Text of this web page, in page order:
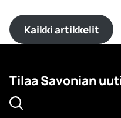
Kaikki artikkelit
Tilaa Savonian